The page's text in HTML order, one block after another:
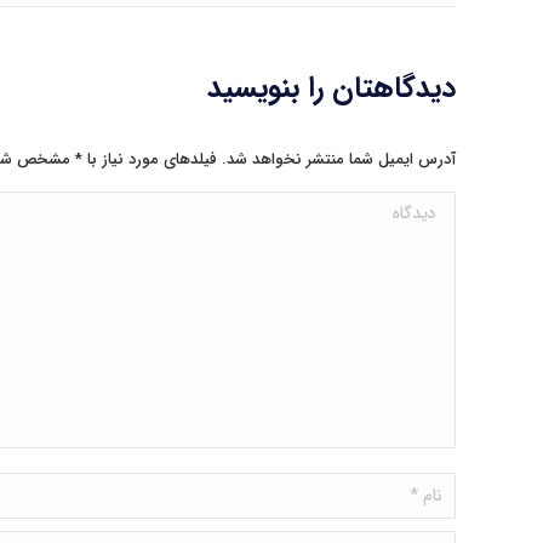
دیدگاهتان را بنویسید
آدرس ایمیل شما منتشر نخواهد شد. فیلدهای مورد نیاز با* مشخص
دیدگاه
نام *